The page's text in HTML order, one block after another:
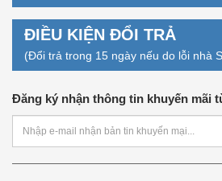
ĐIỀU KIỆN ĐỔI TRẢ
(Đổi trả trong 15 ngày nếu do lỗi nhà
Đăng ký nhận thông tin khuyến mãi